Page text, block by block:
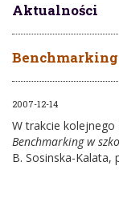
Aktualności
2007-12-14
W trakcie
Benchmarking w
B. Sosinska-Kalata,